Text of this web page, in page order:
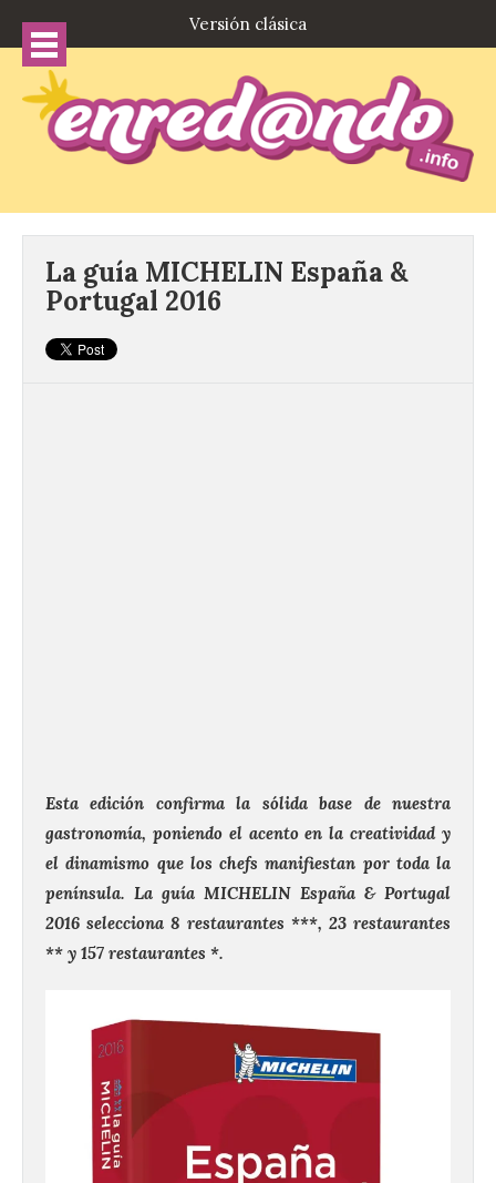
Versión clásica
La guía MICHELIN España &
Portugal 2016
Esta edición confirma la sólida base de nuestra
gastronomía, poniendo el acento en la creatividad y
el dinamismo que los chefs manifiestan por toda la
península. La guía MICHELIN España & Portugal
2016 selecciona 8 restaurantes ***, 23 restaurantes
** y 157 restaurantes *.